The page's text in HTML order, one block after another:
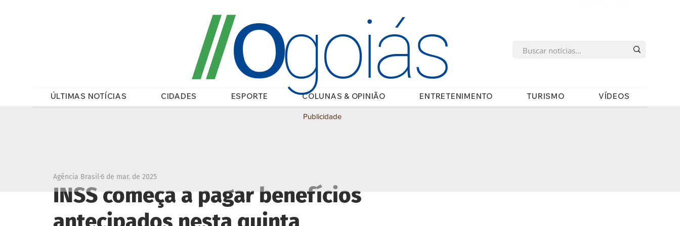
ÚLTIMAS NOTÍCIAS CIDADES ESPORTE COLUNAS & OPINIÃO ENTRETENIMENTO TURISMO VÍDEOS
//Ogoiás
INSS começa a pagar benefícios
Agência Brasil 6 de mar. de 2025
Publicidade